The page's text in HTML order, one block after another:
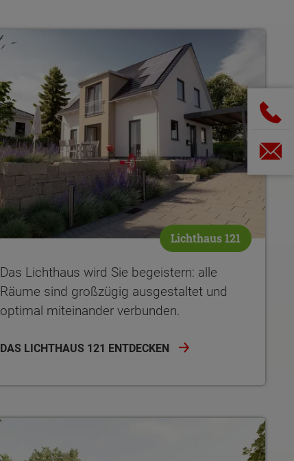
Lichthaus 121
Das Lichthaus wird Sie begeistern: alle
Räume sind großzügig ausgestaltet und
optimal miteinander verbunden.
DAS LICHTHAUS 121 ENTDECKEN